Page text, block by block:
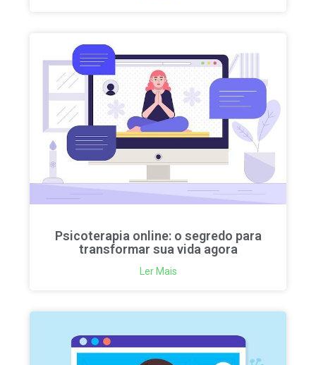
Psicoterapia online: o segredo para
transformar sua vida agora
Ler Mais